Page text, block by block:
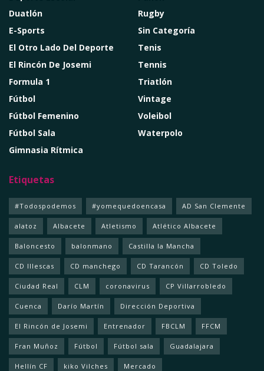
Duatlón
E-Sports
El Otro Lado Del Deporte
El Rincón De Josemi
Formula 1
Fútbol
Fútbol Femenino
Fútbol Sala
Gimnasia Rítmica
Rugby
Sin Categoría
Tenis
Tennis
Triatlón
Vintage
Voleibol
Waterpolo
Etiquetas
#Todospodemos #yomequedoencasa AD San Clemente
alatoz Albacete Atletismo Atlético Albacete
Baloncesto balonmano Castilla la Mancha
CD Illescas CD manchego CD Tarancón CD Toledo
Ciudad Real CLM coronavirus CP Villarrobledo
Cuenca Darío Martín Dirección Deportiva
El Rincón de Josemi Entrenador FBCLM FFCM
Fran Muñoz Fútbol Fútbol sala Guadalajara
Hellín CF kiko Vilches Mercado